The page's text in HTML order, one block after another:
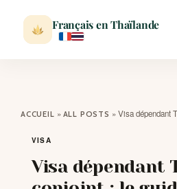
Français en Thaïlande
ACCUEIL » ALL POSTS » Visa dépendant
VISA
Visa dépendant